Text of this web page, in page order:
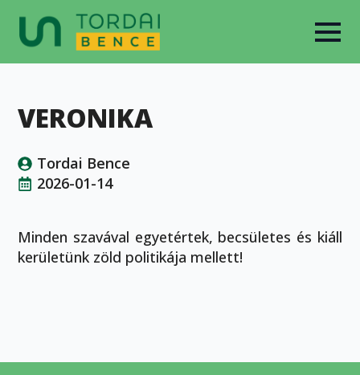
VERONIKA
Tordai Bence
2026-01-14
Minden szavával egyetértek, becsületes és kiáll
kerületünk zöld politikája mellett!